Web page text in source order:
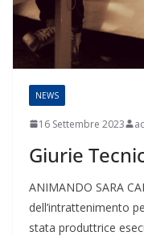
NEWS
16 Settembre 2023
Giurie
ANIMANDO SARA
dell’intrattenimento
stata produttrice